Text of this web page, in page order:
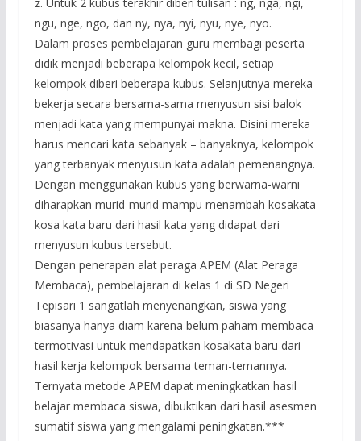
ngu, nge, ngo, dan ny, nya, nyi, nyu, nye, nyo.
Dalam proses pembelajaran guru membagi peserta
didik menjadi beberapa kelompok kecil, setiap
kelompok diberi beberapa kubus. Selanjutnya mereka
bekerja secara bersama-sama menyusun sisi balok
menjadi kata yang mempunyai makna. Disini mereka
harus mencari kata sebanyak – banyaknya, kelompok
yang terbanyak menyusun kata adalah pemenangnya.
Dengan menggunakan kubus yang berwarna-warni
diharapkan murid-murid mampu menambah kosakata-
kosa kata baru dari hasil kata yang didapat dari
menyusun kubus tersebut.
Dengan penerapan alat peraga APEM (Alat Peraga
Membaca), pembelajaran di kelas 1 di SD Negeri
Tepisari 1 sangatlah menyenangkan, siswa yang
biasanya hanya diam karena belum paham membaca
termotivasi untuk mendapatkan kosakata baru dari
hasil kerja kelompok bersama teman-temannya.
Ternyata metode APEM dapat meningkatkan hasil
belajar membaca siswa, dibuktikan dari hasil asesmen
sumatif siswa yang mengalami peningkatan.***